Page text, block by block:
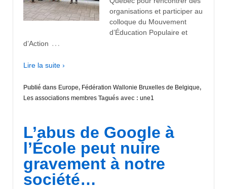
organisations et participer au
colloque du Mouvement
d’Éducation Populaire et
d’Action …
Lire la suite ›
Publié dans Europe, Fédération Wallonie Bruxelles de Belgique,
Les associations membres Tagués avec : une1
L’abus de Google à
l’École peut nuire
gravement à notre
société…